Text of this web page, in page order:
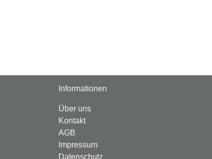
Informationen
Über uns
Kontakt
AGB
Impressum
Datenschutz